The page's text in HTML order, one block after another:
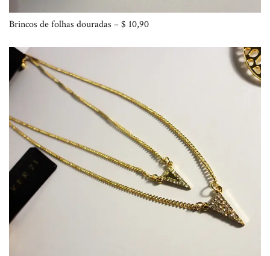
Brincos de folhas douradas – $ 10,90